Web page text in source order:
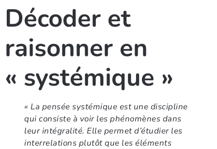
Décoder et
raisonner en
« systémique »
« La pensée systémique est une discipline
qui consiste à voir les phénomènes dans
leur intégralité. Elle permet d’étudier les
interrelations plutôt que les éléments